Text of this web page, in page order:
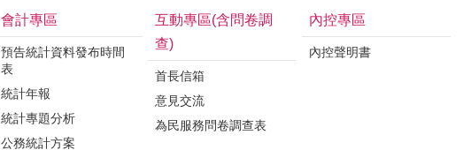
會計專區
預告統計資料發布時間
表
統計年報
統計專題分析
公務統計方案
互動專區(含問卷調
查)
首長信箱
意見交流
為民服務問卷調查表
內控專區
內控聲明書